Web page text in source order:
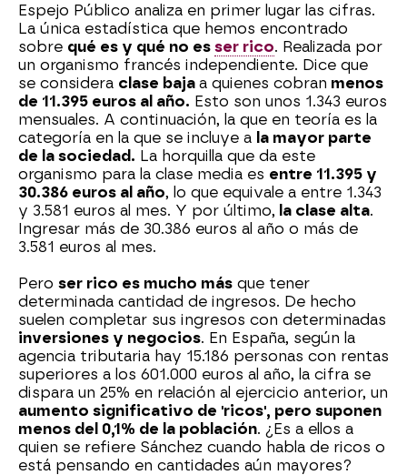
Espejo Público analiza en primer lugar las cifras.
La única estadística que hemos encontrado
sobre qué es y qué no es ser rico. Realizada por
un organismo francés independiente. Dice que
se considera clase baja a quienes cobran menos
de 11.395 euros al año. Esto son unos 1.343 euros
mensuales. A continuación, la que en teoría es la
categoría en la que se incluye a la mayor parte
de la sociedad. La horquilla que da este
organismo para la clase media es entre 11.395 y
30.386 euros al año, lo que equivale a entre 1.343
y 3.581 euros al mes. Y por último, la clase alta.
Ingresar más de 30.386 euros al año o más de
3.581 euros al mes.
Pero ser rico es mucho más que tener
determinada cantidad de ingresos. De hecho
suelen completar sus ingresos con determinadas
inversiones y negocios. En España, según la
agencia tributaria hay 15.186 personas con rentas
superiores a los 601.000 euros al año, la cifra se
dispara un 25% en relación al ejercicio anterior, un
aumento significativo de 'ricos', pero suponen
menos del 0,1% de la población. ¿Es a ellos a
quien se refiere Sánchez cuando habla de ricos o
está pensando en cantidades aún mayores?